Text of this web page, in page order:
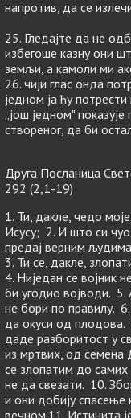
напротив, да се
25. Гледајте да не
избегоше казну они
земљи, а камоли ми
26. чији глас онда
једном ја ћу
„још једном"
створеног, да би
Друга Посланица
292 (2,1-19)
1. Ти, дакле, чедо
Исусу; 2. И што си
предај верним
3. Ти се, дакле,
4. Ниједан се војник
би угодио војводи. 5.
не бори по правилу.
да окуси од плодова.
даде разборитост у
из мртвих, од семена
се злопатим до самих
не да свезати. 10.
и они добију спасење
вечном.11. Истинита